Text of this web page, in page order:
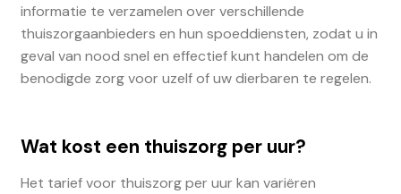
informatie te verzamelen over verschillende
thuiszorgaanbieders en hun spoeddiensten, zodat u in
geval van nood snel en effectief kunt handelen om de
benodigde zorg voor uzelf of uw dierbaren te regelen.
Wat kost een thuiszorg per uur?
Het tarief voor thuiszorg per uur kan variëren